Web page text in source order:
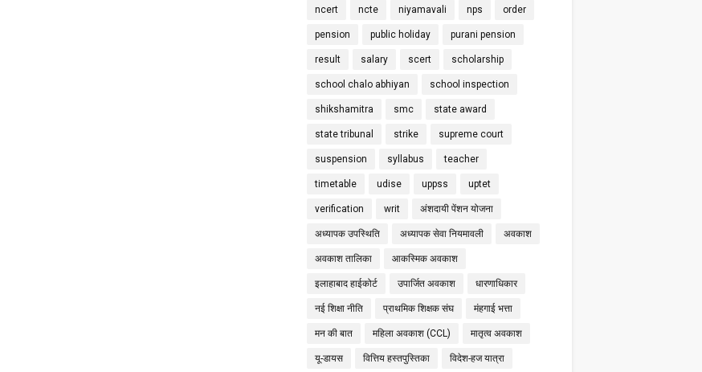
ncert ncte niyamavali nps order
pension public holiday purani pension
result salary scert scholarship
school chalo abhiyan school inspection
shikshamitra smc state award
state tribunal strike supreme court
suspension syllabus teacher
timetable udise uppss uptet
verification writ अंशदायी पेंशन योजना
अध्यापक उपस्थिति अध्यापक सेवा नियमावली अवकाश
अवकाश तालिका आकस्मिक अवकाश
इलाहाबाद हाईकोर्ट उपार्जित अवकाश धारणाधिकार
नई शिक्षा नीति प्राथमिक शिक्षक संघ मंहगाई भत्ता
मन की बात महिला अवकाश (CCL) मातृत्व अवकाश
यू-डायस वित्तिय हस्तपुस्तिका विदेश-हज यात्रा